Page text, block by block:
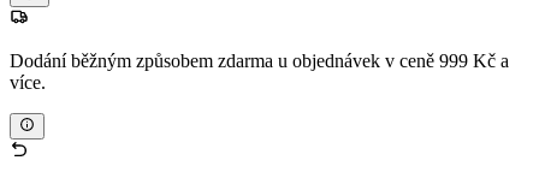
Dodání běžným způsobem zdarma u objednávek v ceně 999 Kč a
více.